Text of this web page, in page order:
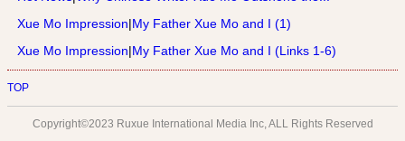
Xue Mo Impression|My Father Xue Mo and I (1)
Xue Mo Impression|My Father Xue Mo and I (Links 1-6)
TOP
Copyright©2023 Ruxue International Media Inc, ALL Rights Reserved